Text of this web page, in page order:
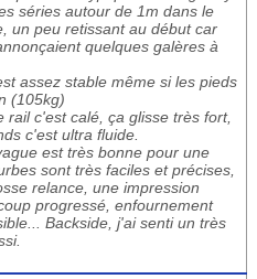
séries autour de 1m dans le
un peu retissant au début car
quelques galères à
assez stable même si les pieds
(105kg)
rail c'est calé, ça glisse très fort,
c'est ultra fluide.
est très bonne pour une
sont très faciles et précises,
relance, une impression
progressé, enfournement
Backside, j'ai senti un très